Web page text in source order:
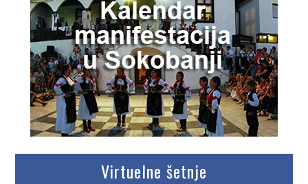
Virtuelne šetnje